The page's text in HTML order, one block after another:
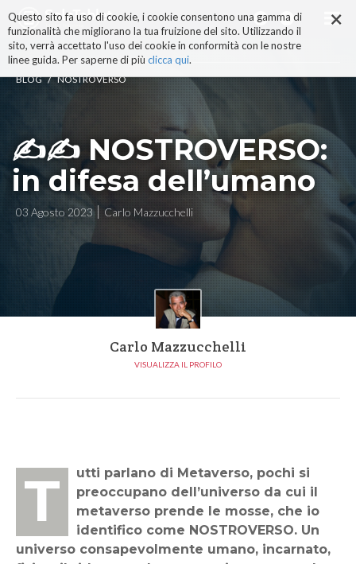
×
Questo sito fa uso di cookie, i cookie consentono una gamma di
funzionalità che migliorano la tua fruizione del sito. Utilizzando il
sito, verrà accettato l'uso dei cookie in conformità con le nostre
linee guida. Per saperne di più clicca qui.
ai
contenuti.
|
navigazione
BLOG / NOSTROVERSO
✍️✍️ NOSTROVERSO:
in difesa dell’umano
03 Agosto 2023 Carlo Mazzucchelli
Carlo Mazzucchelli
VISUALIZZA IL PROFILO
Tutti parlano di Metaverso, pochi si
preoccupano dell’universo da cui il
metaverso prende le mosse, che io
identifico come NOSTROVERSO. Un
universo consapevolmente umano, incarnato,